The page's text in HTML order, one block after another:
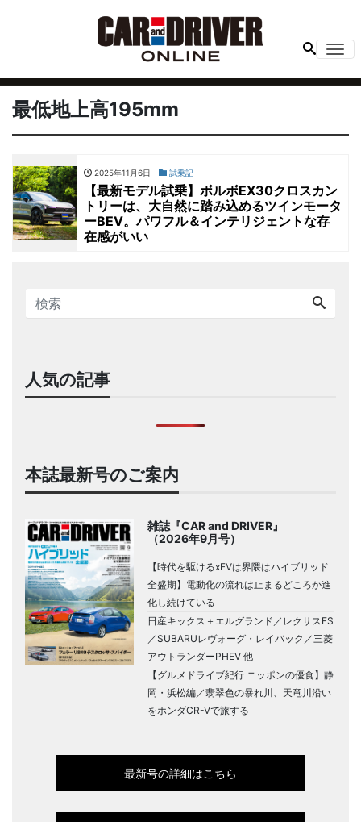
最低地上高195mm
2025年11月6日 試乗記
【最新モデル試乗】ボルボEX30クロスカン
トリーは、大自然に踏み込めるツインモータ
ーBEV。パワフル＆インテリジェントな存
在感がいい
人気の記事
本誌最新号のご案内
雑誌『CAR and DRIVER』
（2026年9月号）
【時代を駆けるxEVは界隈はハイブリッド
全盛期】電動化の流れは止まるどころか進
化し続けている
日産キックス＋エルグランド／レクサスES
／SUBARUレヴォーグ・レイバック／三菱
アウトランダーPHEV 他
【グルメドライブ紀行 ニッポンの優食】静
岡・浜松編／翡翠色の暴れ川、天竜川沿い
をホンダCR-Vで旅する
最新号の詳細はこちら